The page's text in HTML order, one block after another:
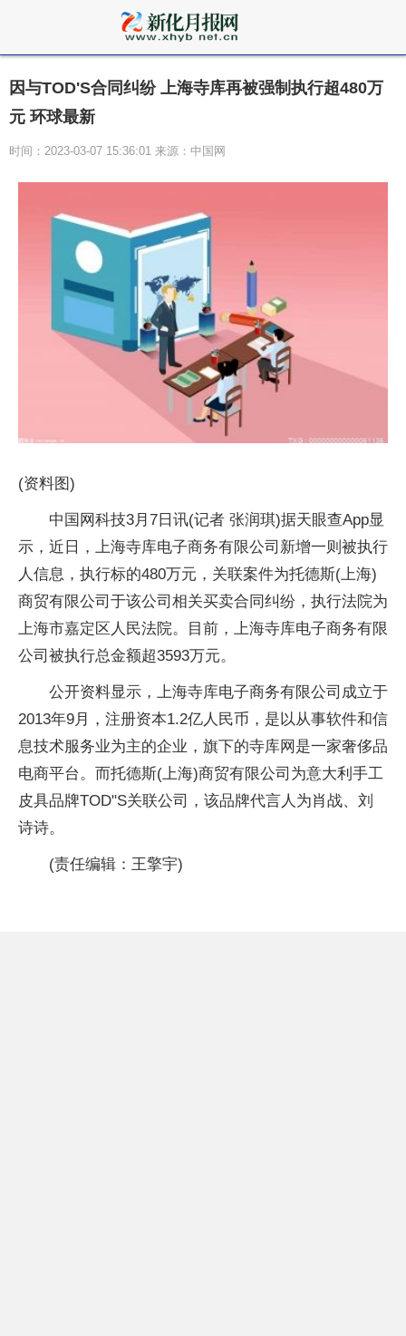
因与TOD'S合同纠纷 上海寺库再被强制执行超480万
元 环球最新
时间：2023-03-07 15:36:01 来源：中国网
(资料图)
中国网科技3月7日讯(记者 张润琪)据天眼查App显
示，近日，上海寺库电子商务有限公司新增一则被执行
人信息，执行标的480万元，关联案件为托德斯(上海)
商贸有限公司于该公司相关买卖合同纠纷，执行法院为
上海市嘉定区人民法院。目前，上海寺库电子商务有限
公司被执行总金额超3593万元。
公开资料显示，上海寺库电子商务有限公司成立于
2013年9月，注册资本1.2亿人民币，是以从事软件和信
息技术服务业为主的企业，旗下的寺库网是一家奢侈品
电商平台。而托德斯(上海)商贸有限公司为意大利手工
皮具品牌TOD"S关联公司，该品牌代言人为肖战、刘
诗诗。
(责任编辑：王擎宇)